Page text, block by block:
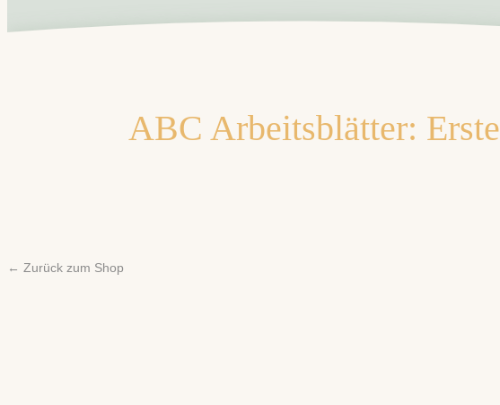
ABC Arbeitsblätter:
← Zurück zum Shop